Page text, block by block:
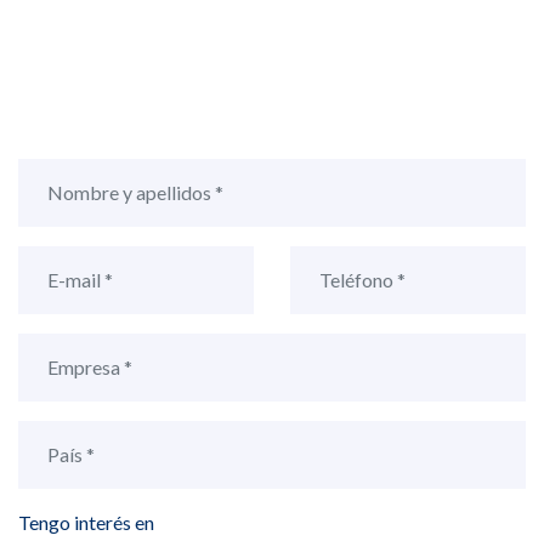
Tengo interés en